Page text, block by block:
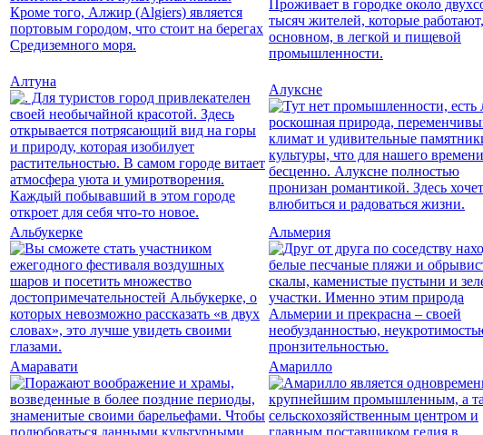
Алтуна
Алуксне
Альбукерке Альмерия
Амаравати
Амарилло